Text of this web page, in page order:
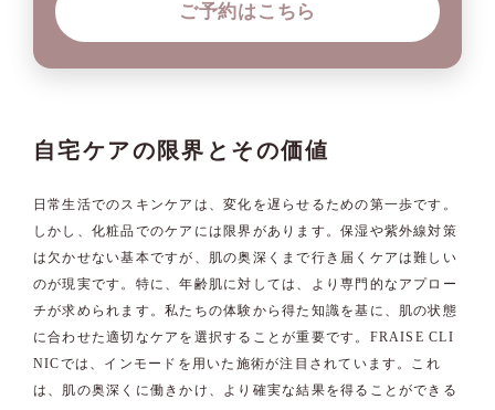
ご予約はこちら
自宅ケアの限界とその価値
日常生活でのスキンケアは、変化を遅らせるための第一歩です。
しかし、化粧品でのケアには限界があります。保湿や紫外線対策
は欠かせない基本ですが、肌の奥深くまで行き届くケアは難しい
のが現実です。特に、年齢肌に対しては、より専門的なアプロー
チが求められます。私たちの体験から得た知識を基に、肌の状態
に合わせた適切なケアを選択することが重要です。FRAISE CLI
NICでは、インモードを用いた施術が注目されています。これ
は、肌の奥深くに働きかけ、より確実な結果を得ることができる